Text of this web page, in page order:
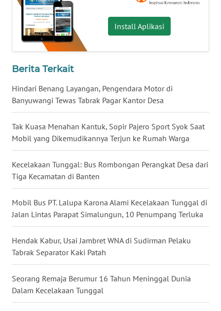
Install Aplikasi
Berita Terkait
Hindari Benang Layangan, Pengendara Motor di
Banyuwangi Tewas Tabrak Pagar Kantor Desa
Tak Kuasa Menahan Kantuk, Sopir Pajero Sport Syok Saat
Mobil yang Dikemudikannya Terjun ke Rumah Warga
Kecelakaan Tunggal: Bus Rombongan Perangkat Desa dari
Tiga Kecamatan di Banten
Mobil Bus PT. Lalupa Karona Alami Kecelakaan Tunggal di
Jalan Lintas Parapat Simalungun, 10 Penumpang Terluka
Hendak Kabur, Usai Jambret WNA di Sudirman Pelaku
Tabrak Separator Kaki Patah
Seorang Remaja Berumur 16 Tahun Meninggal Dunia
Dalam Kecelakaan Tunggal
NTB
WN
SULTENG
WN
WN
BABEL
WN
SUMBAR
WN
SUMSEL
WN
BENGKULU
WN